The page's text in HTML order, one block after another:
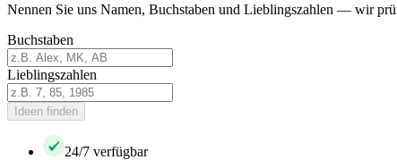
Nennen Sie uns Namen, Buchstaben und Lieblingszahlen — wir
Buchstaben
Lieblingszahlen
Ideen finden
24/7 verfügbar